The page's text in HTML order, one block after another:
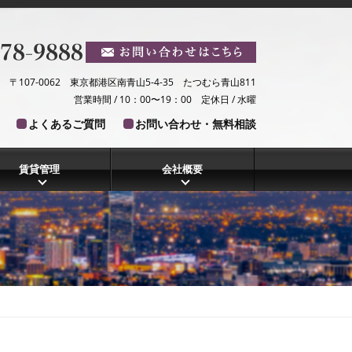
〒107-0062 東京都港区南青山5-4-35 たつむら青山811
営業時間 / 10：00〜19：00 定休日 / 水曜
よくあるご質問 お問い合わせ・無料相談
賃貸管理 会社概要